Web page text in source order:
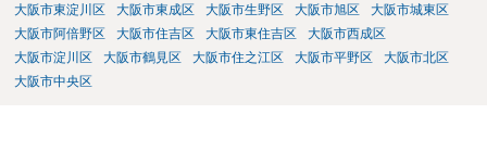
大阪市東淀川区
大阪市東成区 大阪市生野区 大阪市旭区
大阪市城東区
大阪市阿倍野区
大阪市住吉区 大阪市東住吉区
大阪市西成区
大阪市淀川区
大阪市鶴見区 大阪市住之江区 大阪市平野区
大阪市北区
大阪市中央区